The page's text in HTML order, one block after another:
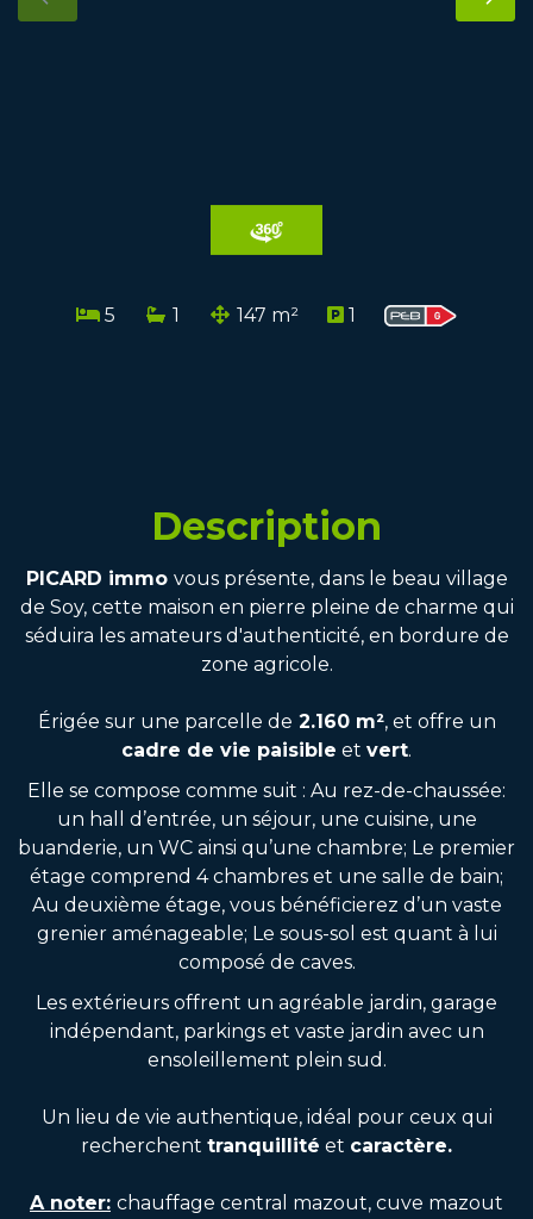
5 1 147 m² 1
Description
PICARD immo vous présente, dans le beau village
de Soy, cette maison en pierre pleine de charme qui
séduira les amateurs d'authenticité, en bordure de
zone agricole.
Érigée sur une parcelle de 2.160 m², et offre un
cadre de vie paisible et vert.
Elle se compose comme suit : Au rez-de-chaussée:
un hall d’entrée, un séjour, une cuisine, une
buanderie, un WC ainsi qu’une chambre; Le premier
étage comprend 4 chambres et une salle de bain;
Au deuxième étage, vous bénéficierez d’un vaste
grenier aménageable; Le sous-sol est quant à lui
composé de caves.
Les extérieurs offrent un agréable jardin, garage
indépendant, parkings et vaste jardin avec un
ensoleillement plein sud.
Un lieu de vie authentique, idéal pour ceux qui
recherchent tranquillité et caractère.
A noter: chauffage central mazout, cuve mazout